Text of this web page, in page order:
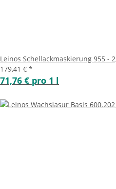
Leinos Schellackmaskierung 955 -
179,41 € *
71,76 € pro 1 l